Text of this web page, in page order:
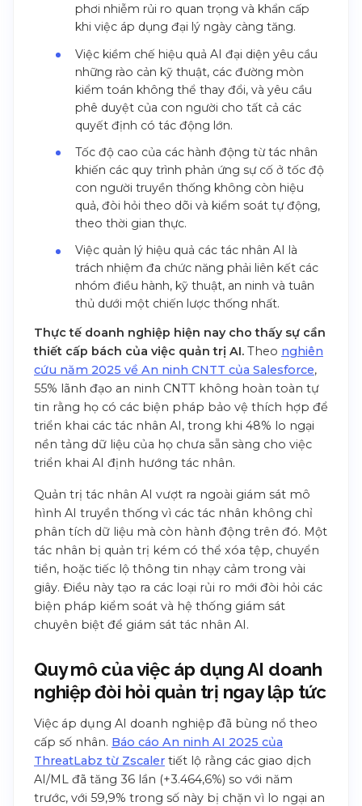
phơi nhiễm rủi ro quan trọng và khẩn cấp
khi việc áp dụng đại lý ngày càng tăng.
Việc kiềm chế hiệu quả AI đại diện yêu cầu
những rào cản kỹ thuật, các đường mòn
kiểm toán không thể thay đổi, và yêu cầu
phê duyệt của con người cho tất cả các
quyết định có tác động lớn.
Tốc độ cao của các hành động từ tác nhân
khiến các quy trình phản ứng sự cố ở tốc độ
con người truyền thống không còn hiệu
quả, đòi hỏi theo dõi và kiểm soát tự động,
theo thời gian thực.
Việc quản lý hiệu quả các tác nhân AI là
trách nhiệm đa chức năng phải liên kết các
nhóm điều hành, kỹ thuật, an ninh và tuân
thủ dưới một chiến lược thống nhất.
Thực tế doanh nghiệp hiện nay cho thấy sự cần
thiết cấp bách của việc quản trị AI. Theo nghiên
cứu năm 2025 về An ninh CNTT của Salesforce,
55% lãnh đạo an ninh CNTT không hoàn toàn tự
tin rằng họ có các biện pháp bảo vệ thích hợp để
triển khai các tác nhân AI, trong khi 48% lo ngại
nền tảng dữ liệu của họ chưa sẵn sàng cho việc
triển khai AI định hướng tác nhân.
Quản trị tác nhân AI vượt ra ngoài giám sát mô
hình AI truyền thống vì các tác nhân không chỉ
phân tích dữ liệu mà còn hành động trên đó. Một
tác nhân bị quản trị kém có thể xóa tệp, chuyển
tiền, hoặc tiếc lộ thông tin nhạy cảm trong vài
giây. Điều này tạo ra các loại rủi ro mới đòi hỏi các
biện pháp kiểm soát và hệ thống giám sát
chuyên biệt để giám sát tác nhân AI.
Quy mô của việc áp dụng AI doanh
nghiệp đòi hỏi quản trị ngay lập tức
Việc áp dụng AI doanh nghiệp đã bùng nổ theo
cấp số nhân. Báo cáo An ninh AI 2025 của
ThreatLabz từ Zscaler tiết lộ rằng các giao dịch
AI/ML đã tăng 36 lần (+3.464,6%) so với năm
trước, với 59,9% trong số này bị chặn vì lo ngại an